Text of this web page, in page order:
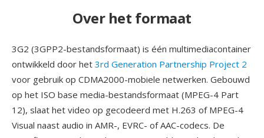
Over het formaat
3G2 (3GPP2-bestandsformaat) is één multimediacontainer
ontwikkeld door het 3rd Generation Partnership Project 2
voor gebruik op CDMA2000-mobiele netwerken. Gebouwd
op het ISO base media-bestandsformaat (MPEG-4 Part
12), slaat het video op gecodeerd met H.263 of MPEG-4
Visual naast audio in AMR-, EVRC- of AAC-codecs. De